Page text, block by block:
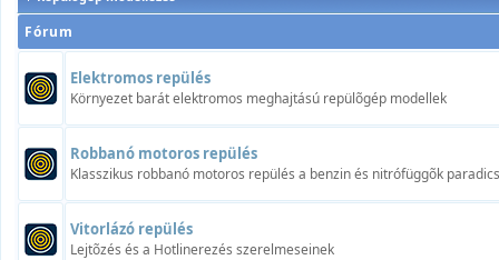
Fórum
Elektromos repülés
Környezet barát elektromos meghajtású repülõgép modellek
Robbanó motoros repülés
Klasszikus robbanó motoros repülés a benzin és nitrófüggõk
Vitorlázó repülés
Lejtõzés és a Hotlinerezés szerelmeseinek